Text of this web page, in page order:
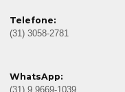
Telefone:
(31) 3058-2781
WhatsApp: